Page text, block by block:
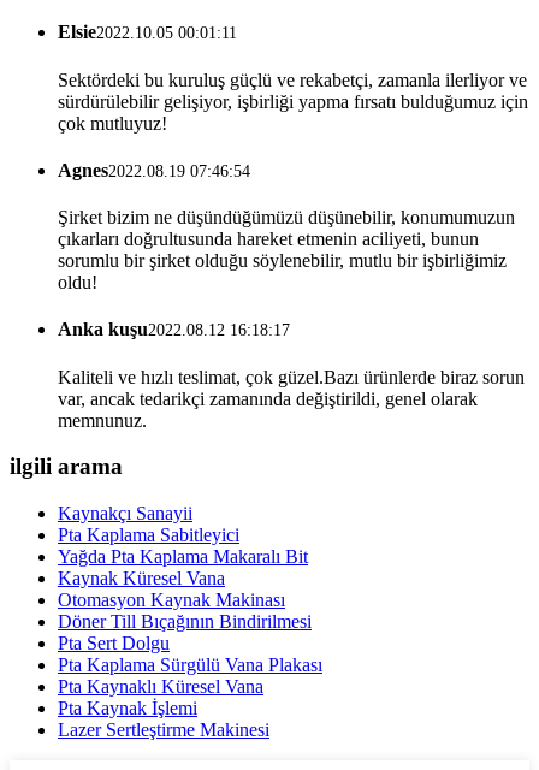
Elsie2022.10.05 00:01:11
Sektördeki bu kuruluş güçlü ve rekabetçi, zamanla ilerliyor ve
sürdürülebilir gelişiyor, işbirliği yapma fırsatı bulduğumuz için
çok mutluyuz!
Agnes2022.08.19 07:46:54
Şirket bizim ne düşündüğümüzü düşünebilir, konumumuzun
çıkarları doğrultusunda hareket etmenin aciliyeti, bunun
sorumlu bir şirket olduğu söylenebilir, mutlu bir işbirliğimiz
oldu!
Anka kuşu2022.08.12 16:18:17
Kaliteli ve hızlı teslimat, çok güzel.Bazı ürünlerde biraz sorun
var, ancak tedarikçi zamanında değiştirildi, genel olarak
memnunuz.
ilgili arama
Kaynakçı Sanayii
Pta Kaplama Sabitleyici
Yağda Pta Kaplama Makaralı Bit
Kaynak Küresel Vana
Otomasyon Kaynak Makinası
Döner Till Bıçağının Bindirilmesi
Pta Sert Dolgu
Pta Kaplama Sürgülü Vana Plakası
Pta Kaynaklı Küresel Vana
Pta Kaynak İşlemi
Lazer Sertleştirme Makinesi